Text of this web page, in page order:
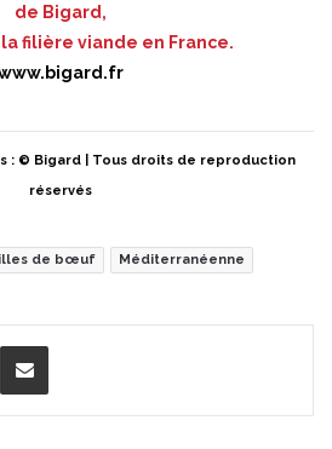
de Bigard,
filière viande en France.
: © Bigard | Tous droits de reproduction
réservés
de bœuf Méditerranéenne